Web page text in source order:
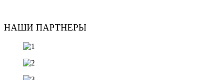
НАШИ ПАРТНЕРЫ